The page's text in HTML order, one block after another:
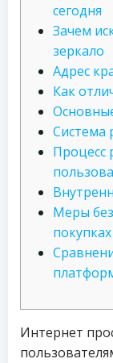
сегодня
Зачем
зеркало
Адрес
Как
Система
Процесс
Меры
покупках
Интернет